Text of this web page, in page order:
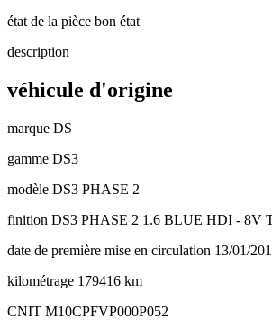
état de la pièce bon état
description
véhicule d'origine
marque DS
gamme DS3
modèle DS3 PHASE 2
finition DS3 PHASE 2 1.6 BLUE HDI - 8V
date de première mise en circulation 13/01/
kilométrage 179416 km
CNIT M10CPFVP000P052